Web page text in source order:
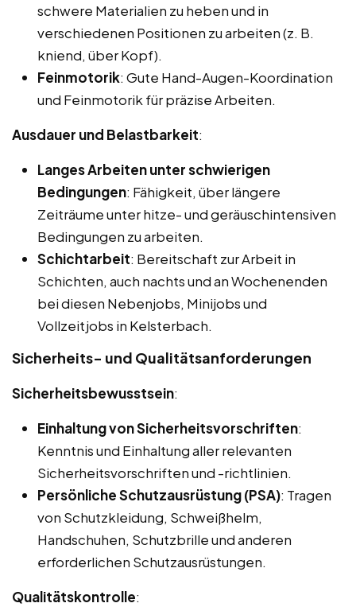
schwere Materialien zu heben und in
verschiedenen Positionen zu arbeiten (z. B.
kniend, über Kopf).
Feinmotorik: Gute Hand-Augen-Koordination
und Feinmotorik für präzise Arbeiten.
Ausdauer und Belastbarkeit:
Langes Arbeiten unter schwierigen
Bedingungen: Fähigkeit, über längere
Zeiträume unter hitze- und geräuschintensiven
Bedingungen zu arbeiten.
Schichtarbeit: Bereitschaft zur Arbeit in
Schichten, auch nachts und an Wochenenden
bei diesen Nebenjobs, Minijobs und
Vollzeitjobs in Kelsterbach.
Sicherheits- und Qualitätsanforderungen
Sicherheitsbewusstsein:
Einhaltung von Sicherheitsvorschriften:
Kenntnis und Einhaltung aller relevanten
Sicherheitsvorschriften und -richtlinien.
Persönliche Schutzausrüstung (PSA): Tragen
von Schutzkleidung, Schweißhelm,
Handschuhen, Schutzbrille und anderen
erforderlichen Schutzausrüstungen.
Qualitätskontrolle: